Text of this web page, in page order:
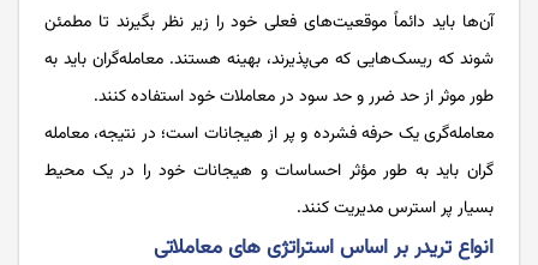
آن‌ها باید دائماً موقعیت‌های فعلی خود را زیر نظر بگیرند تا مطمئن
شوند که ریسک‌هایی که می‌پذیرند، بهینه هستند. معامله­‌گران باید به
طور موثر از حد ضرر و حد سود در معاملات خود استفاده کنند.
معامله‌­گری یک حرفه فشرده و پر از هیجانات است؛ در نتیجه، معامله­‌
گران باید به طور مؤثر احساسات و هیجانات خود را در یک محیط
بسیار پر استرس مدیریت کنند.
انواع تریدر بر اساس استراتژی های معاملاتی